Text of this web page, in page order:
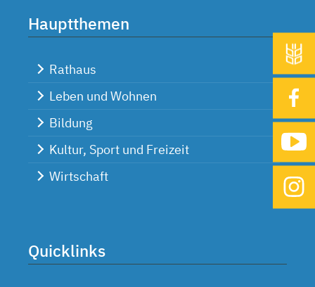
Hauptthemen
Rathaus
Leben und Wohnen
Bildung
Kultur, Sport und Freizeit
Wirtschaft
Quicklinks